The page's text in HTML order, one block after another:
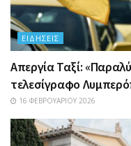
ΕΙΔΉΣΕΙΣ
Απεργία Ταξί:
τελεσίγραφο
16 ΦΕΒΡΟΥΑΡΊΟΥ 2026